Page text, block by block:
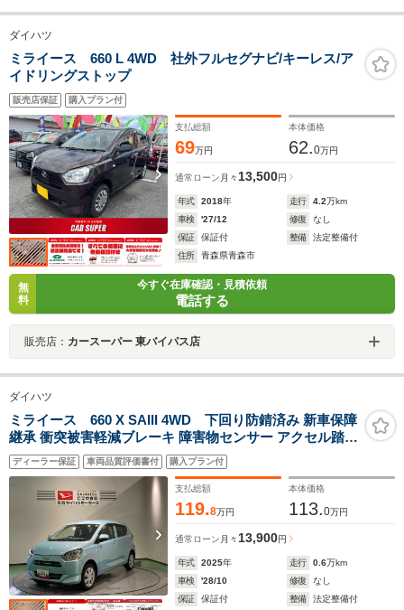
ダイハツ
ミライース 660 L 4WD 社外フルセグナビ/キーレス/ア
イドリングストップ
販売店保証 購入プラン付
支払総額
69万円
本体価格
62.0万円
通常ローン 月々 13,500円
年式 2018年 走行 4.2万km
車検
'27/12 修復
なし
保証
保証付 整備
法定整備付
住所
青森県青森市
無
料
今すぐ在庫確認・見積依頼
電話する
販売店： カースーパー 東バイパス店
ダイハツ
ミライース 660 X SAIII 4WD 下回り防錆済み 新車保障
継承 衝突被害軽減ブレーキ 障害物センサー アクセル踏み
間違い防止装置
ディーラー保証 車両品質評価書付 購入プラン付
支払総額
119.8万円
本体価格
113.0万円
通常ローン 月々 13,900円
年式 2025年 走行 0.6万km
車検
'28/10 修復
なし
保証
保証付 整備
法定整備付